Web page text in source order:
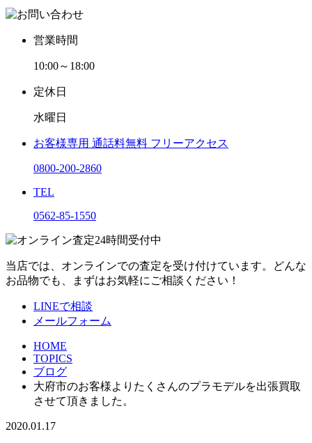
営業時間
10:00～18:00
定休日
水曜日
お客様専用 通話料無料 フリーアクセス
0800-200-2860
TEL
0562-85-1550
当店では、オンラインでの査定を受け付けています。どんな
お品物でも、まずはお気軽にご相談ください！
LINEで相談
メールフォーム
HOME
TOPICS
ブログ
大府市のお客様よりたくさんのプラモデルを出張買取
させて頂きました。
2020.01.17